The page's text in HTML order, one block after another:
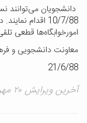
دانشجویان می‌توانند
10/7/88 اقدام
امورخوابگاه‌ها قطعی
معاونت دانشجویی و
21/6/88
آخرین ویرایش ۲۰ مهر ۱۳۹۹